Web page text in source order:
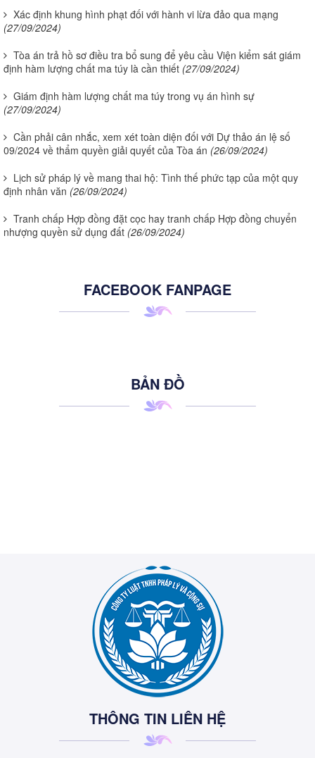
Xác định khung hình phạt đối với hành vi lừa đảo qua mạng
(27/09/2024)
Tòa án trả hồ sơ điều tra bổ sung để yêu cầu Viện kiểm sát giám
định hàm lượng chất ma túy là cần thiết (27/09/2024)
Giám định hàm lượng chất ma túy trong vụ án hình sự
(27/09/2024)
Cần phải cân nhắc, xem xét toàn diện đối với Dự thảo án lệ số
09/2024 về thẩm quyền giải quyết của Tòa án (26/09/2024)
Lịch sử pháp lý về mang thai hộ: Tình thế phức tạp của một quy
định nhân văn (26/09/2024)
Tranh chấp Hợp đồng đặt cọc hay tranh chấp Hợp đồng chuyển
nhượng quyền sử dụng đất (26/09/2024)
FACEBOOK FANPAGE
BẢN ĐỒ
THÔNG TIN LIÊN HỆ